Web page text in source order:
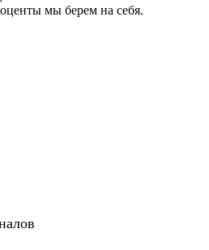
мы берем на себя.